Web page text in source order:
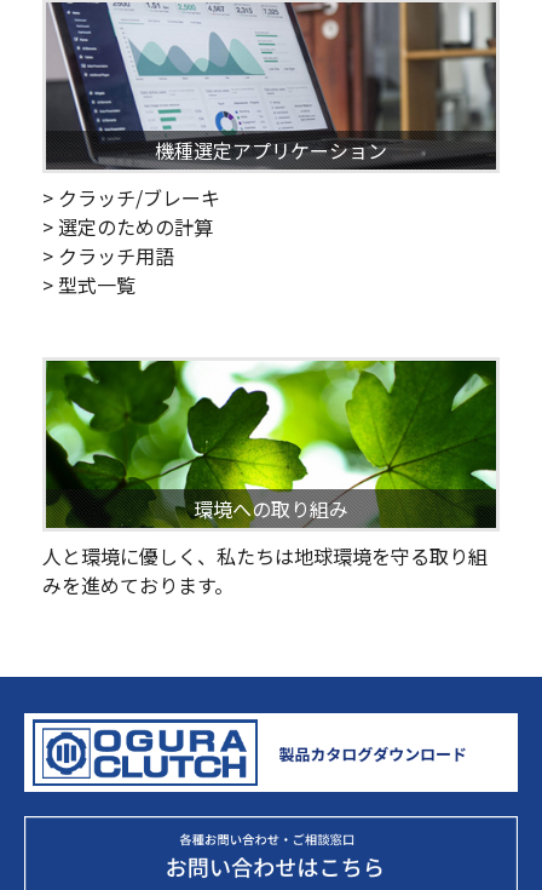
機種選定アプリケーション
> クラッチ/ブレーキ
> 選定のための計算
> クラッチ用語
> 型式一覧
環境への取り組み
人と環境に優しく、私たちは地球環境を守る取り組
みを進めております。